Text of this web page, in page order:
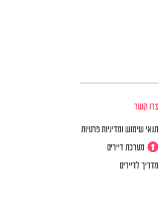
צרו קשר
תנאי שימוש ומדיניות פרטיות
מערכת דיירים
מדריך לדיירים